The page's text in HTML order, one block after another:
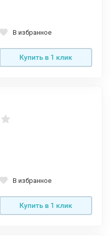
В избранное
Купить в 1 клик
В избранное
Купить в 1 клик